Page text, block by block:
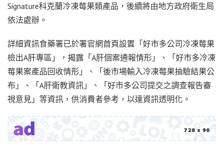
Signature科克蘭冷凍莓果類產品，後續將由地方政府衛生局
依法處辦。
詳細資訊食藥署已於署官網首頁設置「好市多公司冷凍莓果
檢出A肝專區」，揭露「A肝個案通報情形」、「好市多冷凍
莓果案產品回收情形」、「後市場輸入冷凍莓果抽驗結果公
布」、「A肝衛教資訊」、「好市多公司提交之調查報告審
視意見」等資訊，供消費者參考，以達資訊透明化。